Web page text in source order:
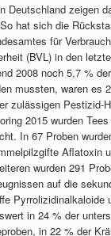
Deutschland zeigen
hat sich die
für
(BVL) in den
2008 noch 5,7 %
mussten, waren es
zulässigen Pestizid-
2015 wurden
In 67 Proben
Aflatoxin
wurden 291
auf die
Pyrrolizidinalkaloide
in 24 % der
in 22 % der